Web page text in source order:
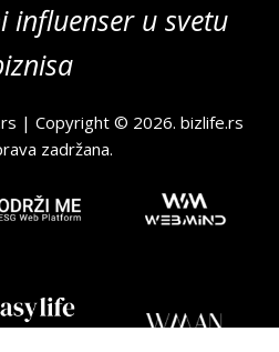
influenser u svetu
| Copyright © 2026.bizlife.rs
zadržana.